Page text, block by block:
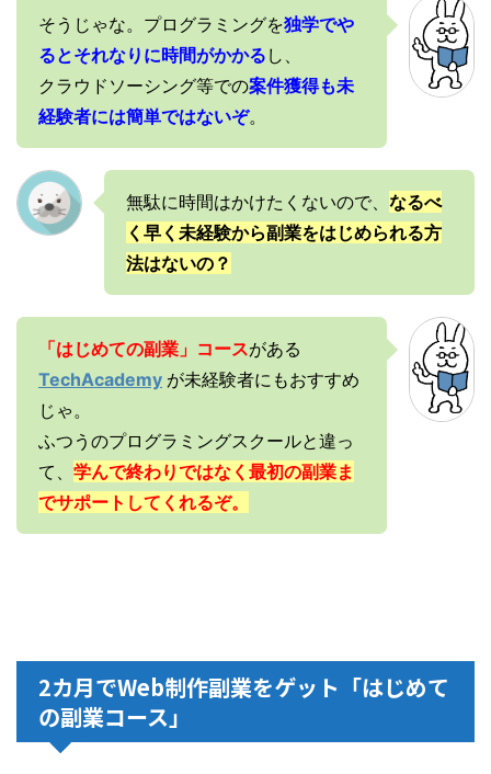
そうじゃな。プログラミングを独学でや
るとそれなりに時間がかかる し、
クラウドソーシング等での案件獲得も未
経験者には簡単ではないぞ。
無駄に時間はかけたくないので、 なるべ
く早く未経験から副業をはじめられる方
法はないの？
「はじめての副業」コースがある
TechAcademy が未経験者にもおすすめ
じゃ。
ふつうのプログラミングスクールと違っ
て、 学んで終わりではなく最初の副業ま
でサポートしてくれるぞ。
2カ月でWeb制作副業をゲット「はじめて
の副業コース」